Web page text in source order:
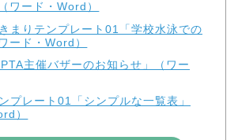
ワード・Word）
まりテンプレート01「学校水泳での
ード・Word）
主催バザーのお知らせ」（ワー
プレート01「シンプルな一覧表」
）